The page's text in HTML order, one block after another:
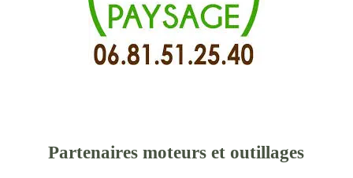
Partenaires moteurs et outillages